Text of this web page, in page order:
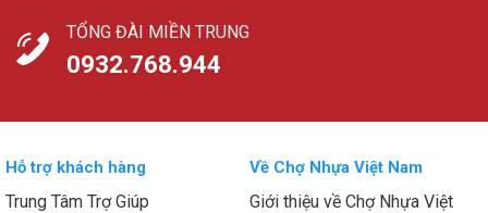
TỔNG ĐÀI MIỀN TRUNG
0932.768.944
Hỗ trợ khách hàng
Trung Tâm Trợ Giúp
Về Chợ Nhựa Việt Nam
Giới thiệu về Chợ Nhựa Việt